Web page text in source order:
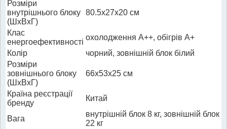
Розміри
внутрішнього блоку
(ШхВхГ)
80.5x27x20 см
Клас
енергоефективності
охолодження A++, обігрів A+
Колір
чорний, зовнішній блок білий
Розміри
зовнішнього блоку
(ШхВхГ)
66x53x25 см
Країна реєстрації
бренду
Китай
Вага
внутрішній блок 8 кг, зовнішній блок
22 кг